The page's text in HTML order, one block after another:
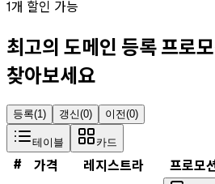
1개 할인 가능
최고의 도메인 등록 프로
찾아보세요
등록(1) 갱신(0) 이전(0)
테이블 카드
# 가격 레지스트라 프로모